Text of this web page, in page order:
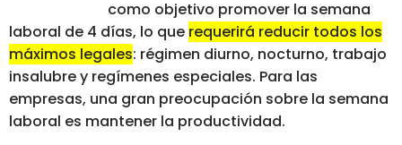
como objetivo promover la semana
laboral de 4 días, lo que requerirá reducir todos los
máximos legales: régimen diurno, nocturno, trabajo
insalubre y regímenes especiales. Para las
empresas, una gran preocupación sobre la semana
laboral es mantener la productividad.